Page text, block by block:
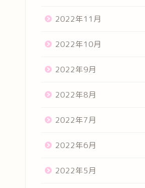
2022年11月
2022年10月
2022年9月
2022年8月
2022年7月
2022年6月
2022年5月